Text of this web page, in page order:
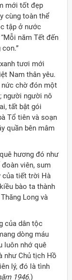
mới tốt đẹp
cùng toàn thể
tập ở nước
năm Tết đến
tươi mới
Nam thân yêu.
nức chờ đón một
người người nô
tất bật gói
Tổ tiên và soạn
quần bên mâm
hương đó như
viên, sum
của tiết trời Hà
bào ta thành
Long và
của dân tộc
dòng máu
luôn nhớ quê
như Chủ tịch Hồ
lý, đó là tình
1946.)